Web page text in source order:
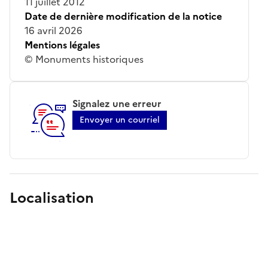
Date de dernière modification de la notice
16 avril 2026
Mentions légales
© Monuments historiques
Signalez une erreur
Envoyer un courriel
Localisation